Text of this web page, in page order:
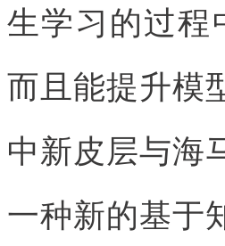
生学习的过程
而且能提升模
中新皮层与海
一种新的基于